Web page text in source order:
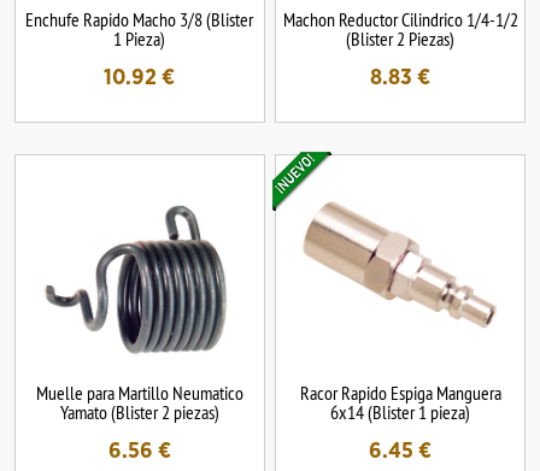
Enchufe Rapido Macho 3/8 (Blister
1 Pieza)
10.92 €
Machon Reductor Cilindrico 1/4-1/2
(Blister 2 Piezas)
8.83 €
Muelle para Martillo Neumatico
Yamato (Blister 2 piezas)
6.56 €
Racor Rapido Espiga Manguera
6x14 (Blister 1 pieza)
6.45 €